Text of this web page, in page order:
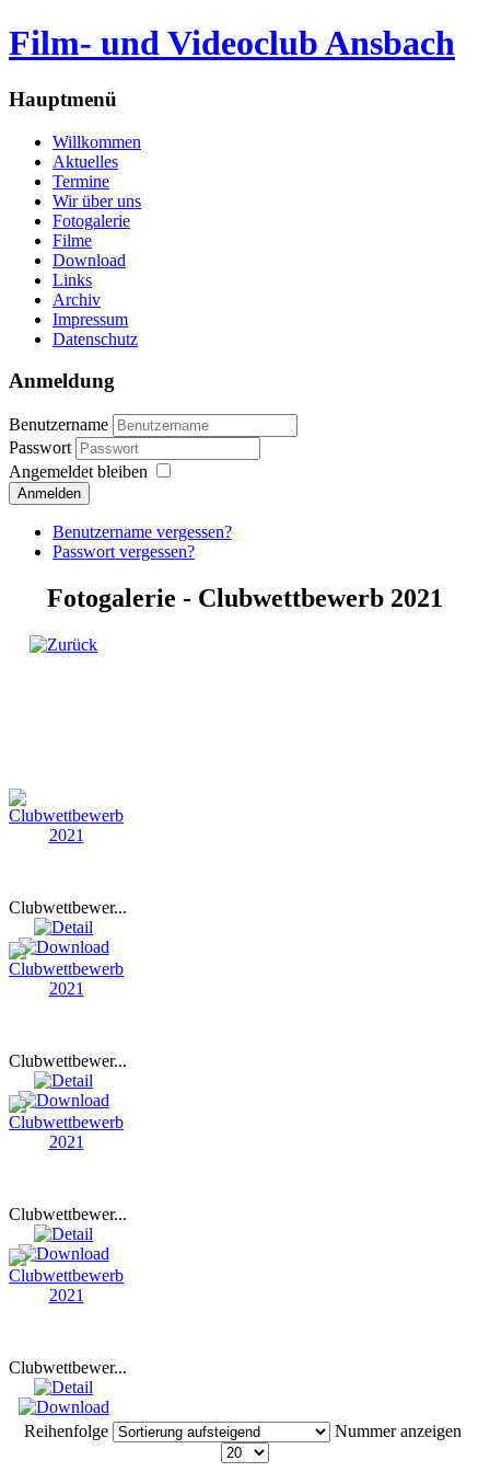
Film- und Videoclub Ansbach
Hauptmenü
Willkommen
Aktuelles
Termine
Wir über uns
Fotogalerie
Filme
Download
Links
Archiv
Impressum
Datenschutz
Anmeldung
Benutzername
Passwort
Angemeldet bleiben
Anmelden
Benutzername vergessen?
Passwort vergessen?
Fotogalerie - Clubwettbewerb 2021
Clubwettbewer...
Clubwettbewer...
Clubwettbewer...
Clubwettbewer...
Reihenfolge Nummer anzeigen